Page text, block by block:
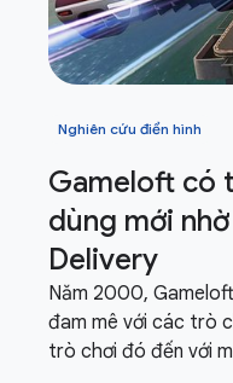
Nghiên cứu điển hình
Gameloft có
dùng mới
Delivery
Năm 2000,
đam mê với các trò
trò chơi đó đến với